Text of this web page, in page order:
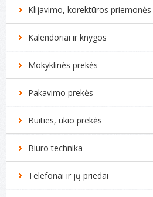
Klijavimo, korektūros priemonės
Kalendoriai ir knygos
Mokyklinės prekės
Pakavimo prekės
Buities, ūkio prekės
Biuro technika
Telefonai ir jų priedai